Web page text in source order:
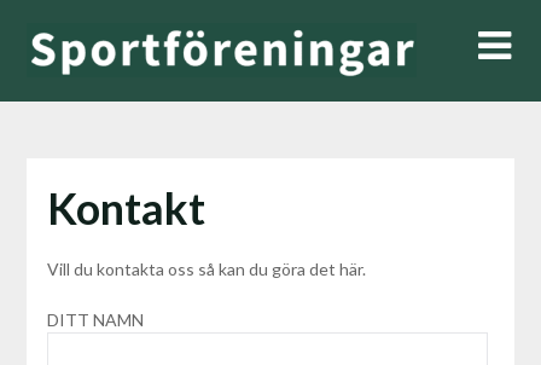
Kontakt
Vill du kontakta oss så kan du göra det här.
DITT NAMN